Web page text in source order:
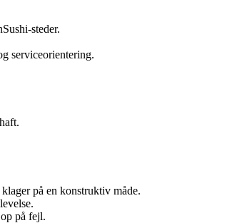
steder.
serviceorientering.
på en konstruktiv måde.
på fejl.